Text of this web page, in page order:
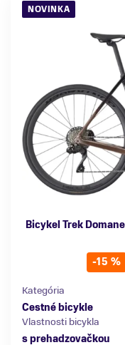
NOVINKA
Bicykel Trek
-15 %
Kategória
Cestné bicykle
Vlastnosti bicykla
s prehadzovačkou